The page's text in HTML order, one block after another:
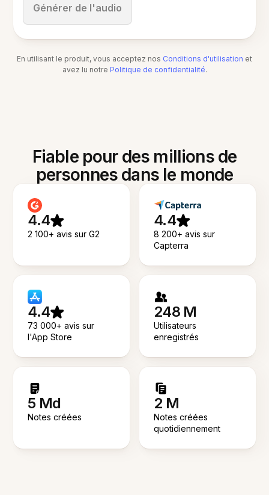
Générer de l'audio
Arrêter
En utilisant le produit, vous acceptez nos Conditions d'utilisation et
avez lu notre Politique de confidentialité.
Fiable pour des millions de
personnes dans le monde
4.4
2 100+ avis sur G2
4.4
8 200+ avis sur
Capterra
4.4
73 000+ avis sur
l'App Store
248 M
Utilisateurs
enregistrés
5 Md
Notes créées
2 M
Notes créées
quotidiennement